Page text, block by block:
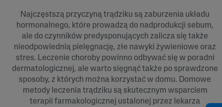
Najczęstszą przyczyną trądziku są zaburzenia układu
hormonalnego, które prowadzą do nadprodukcji sebum,
ale do czynników predysponujących zalicza się także
nieodpowiednią pielęgnację, złe nawyki żywieniowe oraz
stres. Leczenie choroby powinno odbywać się w poradni
dermatologicznej, ale warto sięgnąć także po sprawdzone
sposoby, z których można korzystać w domu. Domowe
metody leczenia trądziku są skutecznym wsparciem
terapii farmakologicznej ustalonej przez lekarza